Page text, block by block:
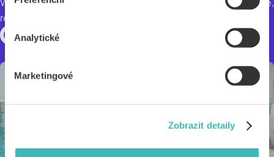
Analytické
Marketingové
Zobrazit detaily
rejuvenation, and quality care in Brno.